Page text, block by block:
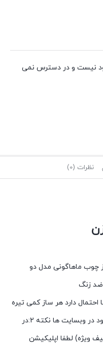
نیست و در دسترس نمی
نظرات (0)
چوب ماهاگونی مدل دو
ضد زنگ
احتمال دارد هر ساز کمی تیره
در وبسایت ها نکته
در
ویژه) لطفا اپلیکیشن